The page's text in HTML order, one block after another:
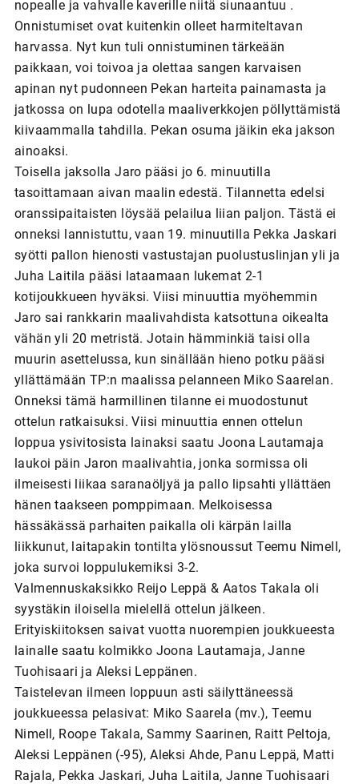
nopealle ja vahvalle kaverille niitä siunaantuu .
Onnistumiset ovat kuitenkin olleet harmiteltavan
harvassa. Nyt kun tuli onnistuminen tärkeään
paikkaan, voi toivoa ja olettaa sangen karvaisen
apinan nyt pudonneen Pekan harteita painamasta ja
jatkossa on lupa odotella maaliverkkojen pöllyttämistä
kiivaammalla tahdilla. Pekan osuma jäikin eka jakson
ainoaksi.
Toisella jaksolla Jaro pääsi jo 6. minuutilla
tasoittamaan aivan maalin edestä. Tilannetta edelsi
oranssipaitaisten löysää pelailua liian paljon. Tästä ei
onneksi lannistuttu, vaan 19. minuutilla Pekka Jaskari
syötti pallon hienosti vastustajan puolustuslinjan yli ja
Juha Laitila pääsi lataamaan lukemat 2-1
kotijoukkueen hyväksi. Viisi minuuttia myöhemmin
Jaro sai rankkarin maalivahdista katsottuna oikealta
vähän yli 20 metristä. Jotain hämminkiä taisi olla
muurin asettelussa, kun sinällään hieno potku pääsi
yllättämään TP:n maalissa pelanneen Miko Saarelan.
Onneksi tämä harmillinen tilanne ei muodostunut
ottelun ratkaisuksi. Viisi minuuttia ennen ottelun
loppua ysivitosista lainaksi saatu Joona Lautamaja
laukoi päin Jaron maalivahtia, jonka sormissa oli
ilmeisesti liikaa saranaöljyä ja pallo lipsahti yllättäen
hänen taakseen pomppimaan. Melkoisessa
hässäkässä parhaiten paikalla oli kärpän lailla
liikkunut, laitapakin tontilta ylösnoussut Teemu Nimell,
joka survoi loppulukemiksi 3-2.
Valmennuskaksikko Reijo Leppä & Aatos Takala oli
syystäkin iloisella mielellä ottelun jälkeen.
Erityiskiitoksen saivat vuotta nuorempien joukkueesta
lainalle saatu kolmikko Joona Lautamaja, Janne
Tuohisaari ja Aleksi Leppänen.
Taistelevan ilmeen loppuun asti säilyttäneessä
joukkueessa pelasivat: Miko Saarela (mv.), Teemu
Nimell, Roope Takala, Sammy Saarinen, Raitt Peltoja,
Aleksi Leppänen (-95), Aleksi Ahde, Panu Leppä, Matti
Rajala, Pekka Jaskari, Juha Laitila, Janne Tuohisaari